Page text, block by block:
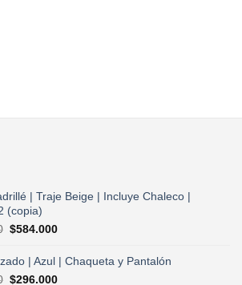
| Traje Beige | Incluye Chaleco |
(copia)
El
original
era:
$584.000El
actual
es:
| Azul | Chaqueta y Pantalón
El
$296.000El